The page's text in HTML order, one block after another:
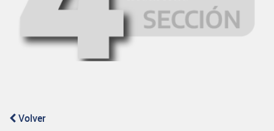
Volver